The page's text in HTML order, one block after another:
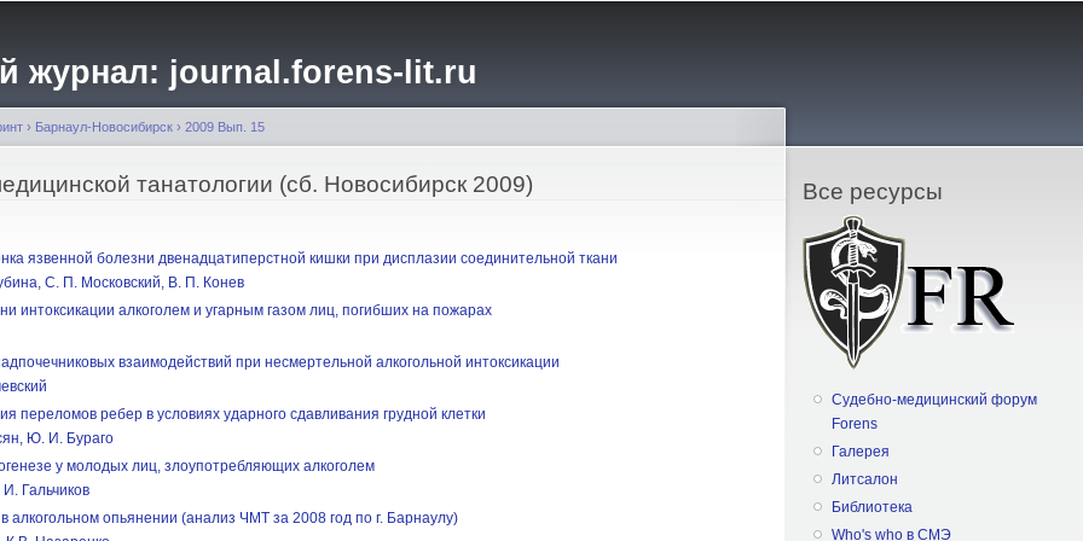
содержанию
журнал: journal.forens-lit.ru
› Барнаул-Новосибирск › 2009 Вып. 15
танатологии (сб. Новосибирск 2009)
язвенной болезни двенадцатиперстной кишки при дисплазии соединительной ткани
C. П. Московский, В. П. Конев
интоксикации алкоголем и угарным газом лиц, погибших на пожарах
взаимодействий при несмертельной алкогольной интоксикации
переломов ребер в условиях ударного сдавливания грудной клетки
Ю. И. Бураго
у молодых лиц, злоупотребляющих алкоголем
Гальчиков
алкогольном опьянении (анализ ЧМТ за 2008 год по г. Барнаулу)
Все ресурсы
Судебно-медицинский форум
Forens
Галерея
Литсалон
Библиотека
Who's who в СМЭ